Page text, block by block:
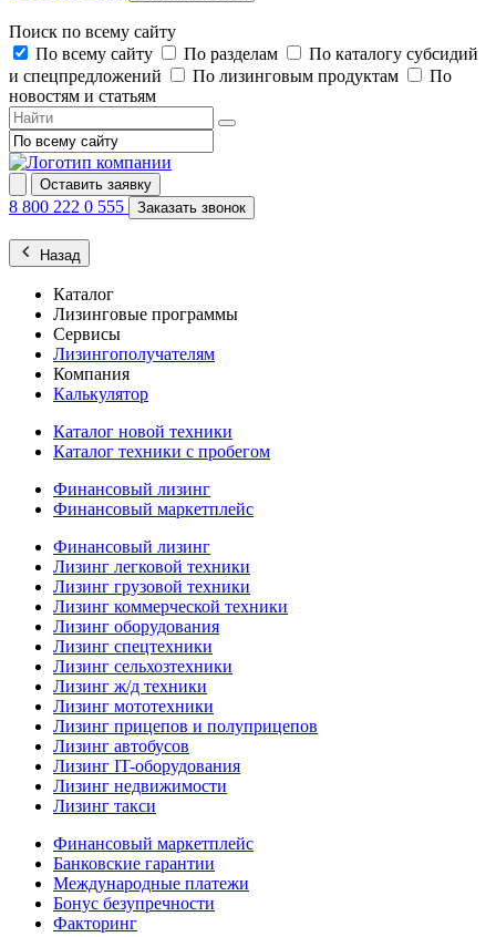
Поиск по всему сайту
По всему сайту
По разделам
По каталогу субсидий
и спецпредложений
По лизинговым продуктам
По
новостям и статьям
Оставить заявку
8 800 222 0 555 Заказать звонок
Назад
Каталог
Лизинговые программы
Сервисы
Лизингополучателям
Компания
Калькулятор
Каталог новой техники
Каталог техники с пробегом
Финансовый лизинг
Финансовый маркетплейс
Финансовый лизинг
Лизинг легковой техники
Лизинг грузовой техники
Лизинг коммерческой техники
Лизинг оборудования
Лизинг спецтехники
Лизинг сельхозтехники
Лизинг ж/д техники
Лизинг мототехники
Лизинг прицепов и полуприцепов
Лизинг автобусов
Лизинг IT-оборудования
Лизинг недвижимости
Лизинг такси
Финансовый маркетплейс
Банковские гарантии
Международные платежи
Бонус безупречности
Факторинг